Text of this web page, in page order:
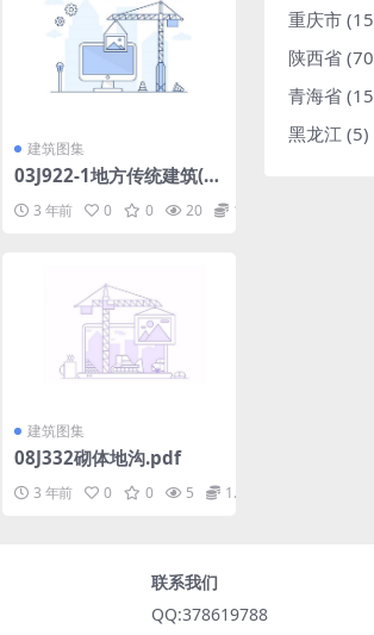
建筑图集
03J922-1地方传统建筑(徽
3 年前 0 0 20 1.98
建筑图集
08J332砌体地沟.pdf
3 年前 0 0 5 1.98
重庆市
陕西省
青海省
黑龙江 (5)
联系我们
QQ:378619788